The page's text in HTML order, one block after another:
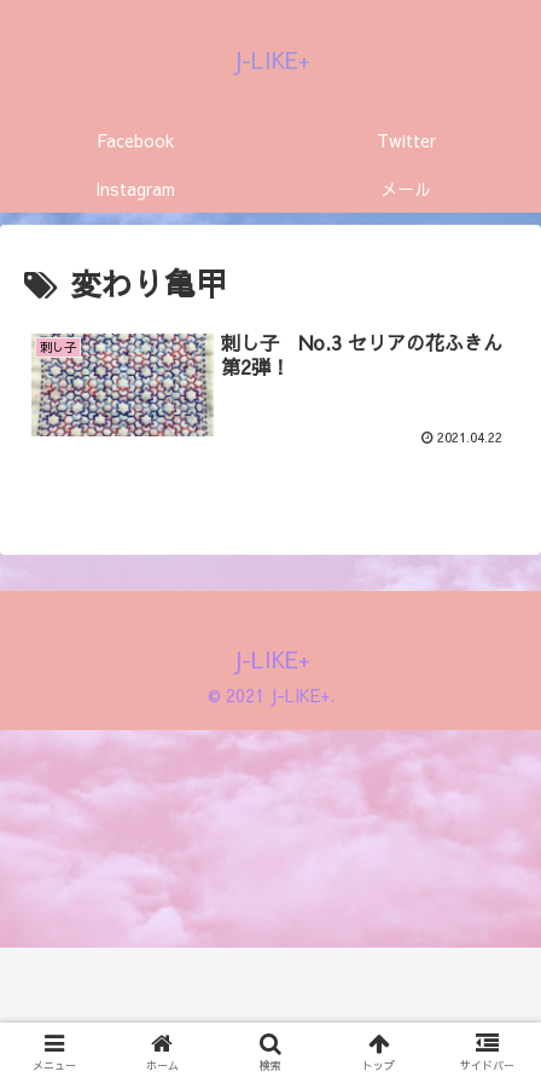
J-LIKE+
Facebook
Twitter
Instagram
メール
変わり亀甲
刺し子
刺し子 No.3 セリアの花ふきん
第2弾！
2021.04.22
J-LIKE+
© 2021 J-LIKE+.
メニュー ホーム 検索 トップ サイドバー